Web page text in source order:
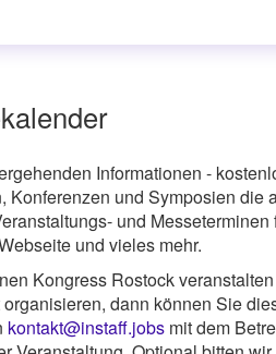
Informationen -
Konferenzen und Symposien
und
und vieles mehr.
Kongress Rostock
dann können Sie
kontakt@instaff.jobs mit dem